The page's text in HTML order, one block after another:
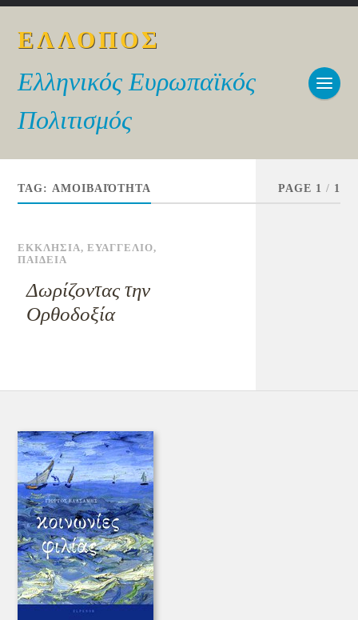
ΕΛΛΟΠΟΣ
Ελληνικός Ευρωπαϊκός
Πολιτισμός
TAG:ΑΜΟΙΒΑΙΌΤΗΤΑ PAGE 1 / 1
ΕΚΚΛΗΣΙΑ,ΕΥΑΓΓΕΛΙΟ,
ΠΑΙΔΕΙΑ
Δωρίζοντας την
Ορθοδοξία